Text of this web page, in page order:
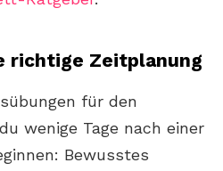
richtige Zeitplanung
für den
wenige Tage nach einer
Bewusstes